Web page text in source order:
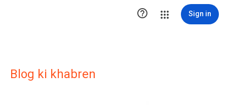
 Sign in
Blog ki khabren